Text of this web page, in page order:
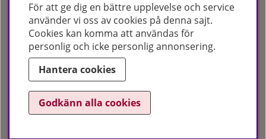
Hudoteket erbjuder ett noga utvalt sortiment inom hudvård, hårvård och
makeup – både online och i butik. Med över 50 års erfarenhet och
utbildade hudterapeuter hjälper vi dig att hitta rätt produkter och
behandlingar för just dina behov. Handla enkelt på hudoteket.se eller
besök oss i Jönköping och Malmö.
Copyright © Hudoteket 2025
För att ge dig en bättre upplevelse och service
använder vi oss av cookies på denna sajt.
Cookies kan komma att användas för
personlig och icke personlig annonsering.
Hantera cookies
Godkänn alla cookies